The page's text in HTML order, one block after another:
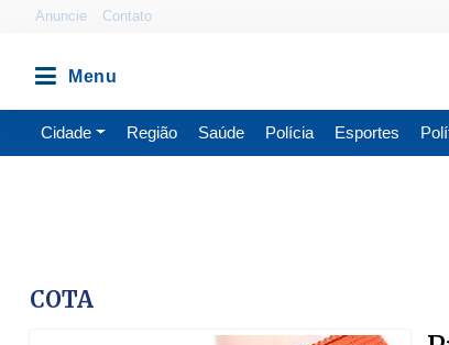
Anuncie Contato
Cidade Região Saúde Polícia Esportes
COTA